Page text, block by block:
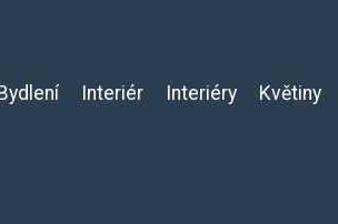
Bydlení Interiér Interiéry Květiny